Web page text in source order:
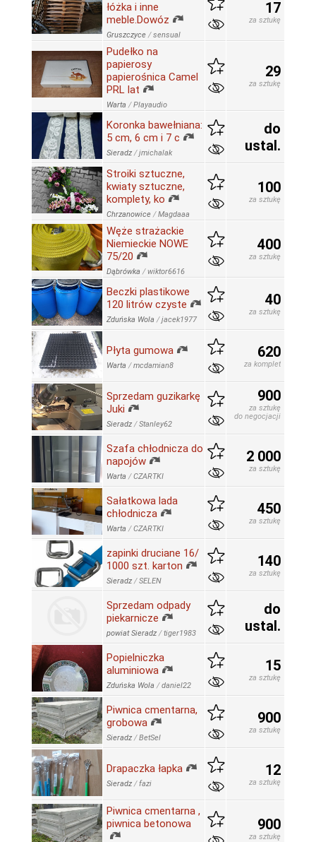
łóżka i inne
meble.Dowóz
Gruszczyce /sensual
17
za sztukę
Pudełko na
papierosy
papierośnica Camel
PRL lat
Warta /Playaudio
29
za sztukę
Koronka bawełniana:
5 cm, 6 cm i 7 c
Sieradz /jmichalak
do
ustal.
Stroiki sztuczne,
kwiaty sztuczne,
komplety, ko
Chrzanowice /Magdaaa
100
za sztukę
Węże strażackie
Niemieckie NOWE
75/20
Dąbrówka /wiktor6616
400
za sztukę
Beczki plastikowe
120 litrów czyste
Zduńska Wola /jacek1977
40
za sztukę
Płyta gumowa
Warta /mcdamian8
620
za komplet
Sprzedam guzikarkę
Juki
Sieradz /Stanley62
900
za sztukę
do negocjacji
Szafa chłodnicza do
napojów
Warta /CZARTKI
2 000
za sztukę
Sałatkowa lada
chłodnicza
Warta /CZARTKI
450
za sztukę
zapinki druciane 16/
1000 szt. karton
Sieradz /SELEN
140
za sztukę
Sprzedam odpady
piekarnicze
powiat Sieradz /tiger1983
do
ustal.
Popielniczka
aluminiowa
Zduńska Wola /daniel22
15
za sztukę
Piwnica cmentarna,
grobowa
Sieradz /BetSel
900
za sztukę
Drapaczka łapka
Sieradz /fazi
12
za sztukę
Piwnica cmentarna ,
piwnica betonowa
900
za sztukę